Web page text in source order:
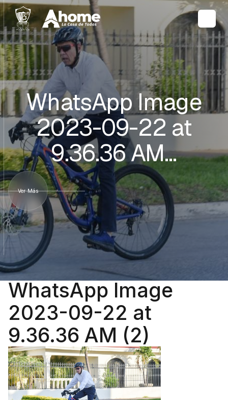
WhatsApp Image
2023-09-22 at
9.36.36 AM…
Ver Más
WhatsApp Image
2023-09-22 at
9.36.36 AM (2)